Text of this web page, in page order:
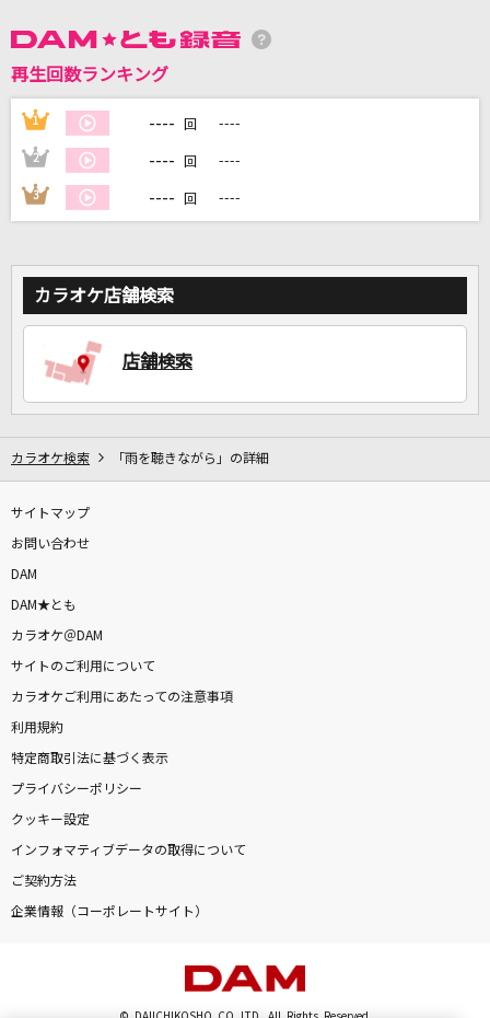
DAMに会員登録・ログインして
カラオケをもっと楽しもう！
再生回数ランキング
1 ---- 回 ----
2 ---- 回 ----
3 ---- 回 ----
カラオケ店舗検索
店舗検索
カラオケ検索 「雨を聴きながら」の詳細
サイトマップ
お問い合わせ
DAM
DAM★とも
カラオケ＠DAM
サイトのご利用について
カラオケご利用にあたっての注意事項
利用規約
特定商取引法に基づく表示
プライバシーポリシー
クッキー設定
インフォマティブデータの取得について
ご契約方法
企業情報（コーポレートサイト）
© DAIICHIKOSHO CO.,LTD. All Rights Reserved.